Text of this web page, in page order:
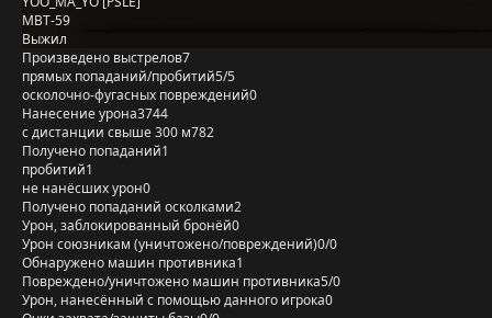
MBT-59
Выжил
Произведено выстрелов7
прямых попаданий/пробитий5/5
осколочно-фугасных повреждений0
Нанесение урона3744
с дистанции свыше 300 м782
Получено попаданий1
пробитий1
не нанёсших урон0
Получено попаданий осколками2
Урон, заблокированный бронёй0
Урон союзникам (уничтожено/повреждений)0/0
Обнаружено машин противника1
Повреждено/уничтожено машин противника5/0
Урон, нанесённый с помощью данного игрока0